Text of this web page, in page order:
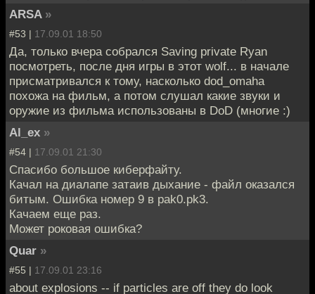
ARSA »
#53 | 17.09.01 18:50
Да, только вчера собрался Saving private Ryan
посмотреть, после дня игры в этот wolf... в начале
присматривался к тому, насколько dod_omaha
похожа на фильм, а потом слушал какие звуки и
оружие из фильма использованы в DoD (многие :)
Al_ex »
#54 | 17.09.01 21:30
Спасибо большое киберфайту.
Качал на диалапе затаив дыхание - файл оказался
битым. Ошибка номер 9 в pak0.pk3.
Качаем еще раз.
Может роковая ошибка?
Quar »
#55 | 17.09.01 23:16
about explosions -- if particles are off they do look